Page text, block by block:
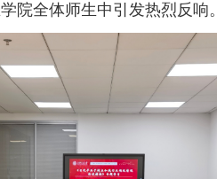
院全体师生中引发热烈反响。